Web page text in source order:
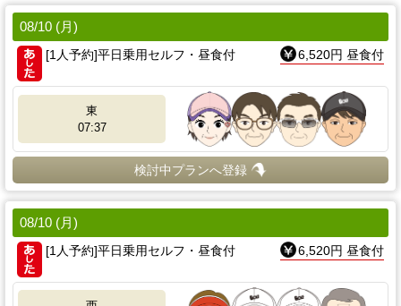
08/10 (月)
[1人予約]平日乗用セルフ・昼食付
6,520円 昼食付
東
07:37
検討中プランへ登録
08/10 (月)
[1人予約]平日乗用セルフ・昼食付
6,520円 昼食付